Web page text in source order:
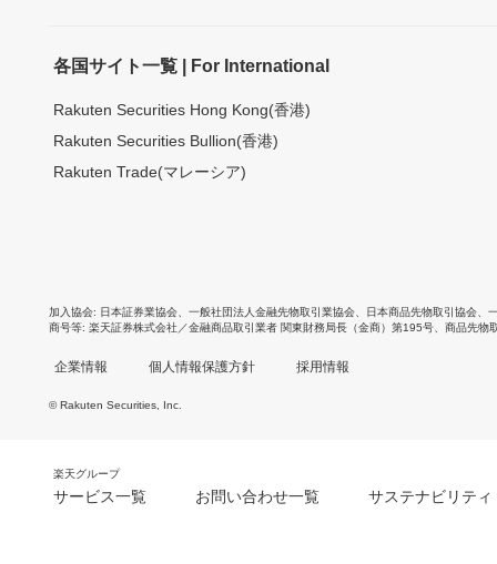
各国サイト一覧 | For International
Rakuten Securities Hong Kong(香港)
Rakuten Securities Bullion(香港)
Rakuten Trade(マレーシア)
加入協会 日本証券業協会 一般社団法人金融先物取引業協会 日本商品先物取引協会
商号等 楽天証券株式会社／金融商品取引業者 関東財務局長（金商）第195号、商品先物
企業情報 個人情報保護方針 採用情報
© Rakuten Securities, Inc.
楽天グループ
サービス一覧 お問い合わせ一覧 サステナビリティ